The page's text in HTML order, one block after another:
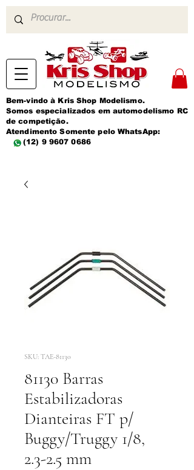
Bem-vindo à Kris Shop Modelismo.
Somos especializados em automodelismo RC
de competição.
Atendimento Somente pelo WhatsApp:
(12) 9 9607 0686
SKU: TAE-81130
81130 Barras
Estabilizadoras
Dianteiras FT p/
Buggy/Truggy 1/8,
2.3-2.5 mm